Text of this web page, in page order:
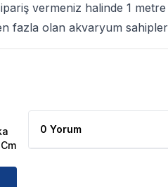
vermeniz halinde 1
fazla olan akvaryum
Arka Fon Beyaz Yükseklik
0 Yorum